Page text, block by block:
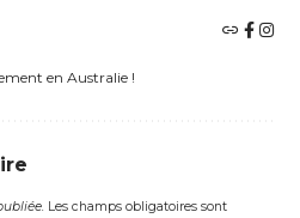
en Australie !
Les champs obligatoires sont